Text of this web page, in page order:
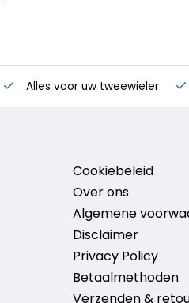
Alles voor uw tweewieler
Cookiebeleid
Over ons
Algemene
Disclaimer
Privacy Policy
Betaalmethoden
Verzenden &